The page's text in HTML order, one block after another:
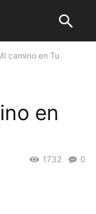
camino en Tu
en
0
1732